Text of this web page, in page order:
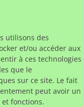
utilisons des
et/ou accéder aux
à ces technologies
que le
sur ce site. Le fait
peut avoir un
fonctions.